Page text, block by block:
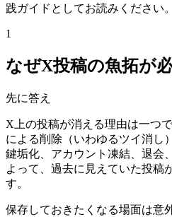
践ガイドとしてお読みください。
1
なぜX投稿の魚拓が
先に答え
X上の投稿が消える理由は一つ
による削除（いわゆるツイ消し
鍵垢化、アカウント凍結、退会
よって、過去に見えていた投稿
す。
保存しておきたくなる場面は意